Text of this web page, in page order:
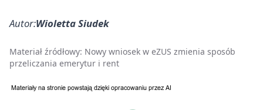
Autor:Wioletta Siudek
Materiał źródłowy: Nowy wniosek w eZUS zmienia sposób
przeliczania emerytur i rent